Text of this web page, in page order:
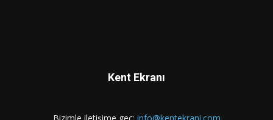
Kent Ekranı